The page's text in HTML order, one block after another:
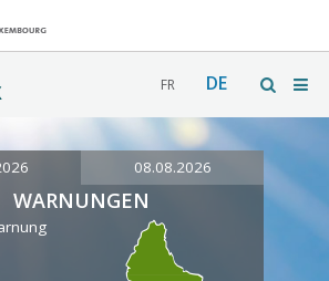
FR DE
08.08.2026
WARNUNGEN